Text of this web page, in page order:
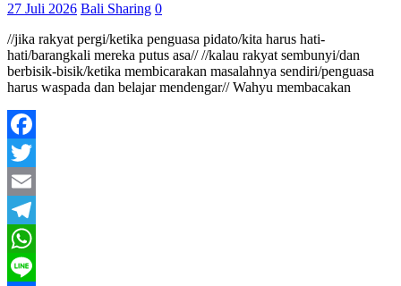
27 Juli 2026 Bali Sharing 0
//jika rakyat pergi/ketika penguasa pidato/kita harus hati-
hati/barangkali mereka putus asa// //kalau rakyat sembunyi/dan
berbisik-bisik/ketika membicarakan masalahnya sendiri/penguasa
harus waspada dan belajar mendengar// Wahyu membacakan
Facebook
Twitter
Email
Telegram
WhatsApp